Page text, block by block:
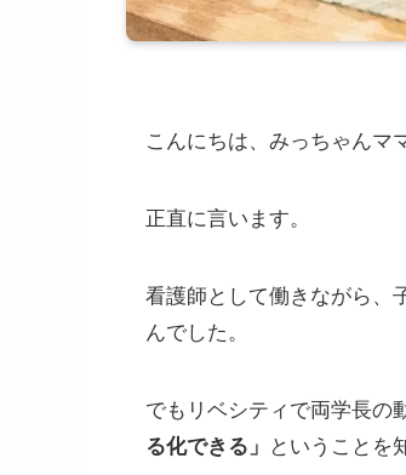
こんにちは、みっちゃんマ
正直に言います。
看護師として働きながら、
んでした。
でもリベシティで両学長の
る化できる」
ということを